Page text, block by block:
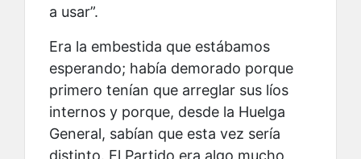
a usar”.
Era la embestida que estábamos
esperando; había demorado porque
primero tenían que arreglar sus líos
internos y porque, desde la Huelga
General, sabían que esta vez sería
distinto. El Partido era algo mucho